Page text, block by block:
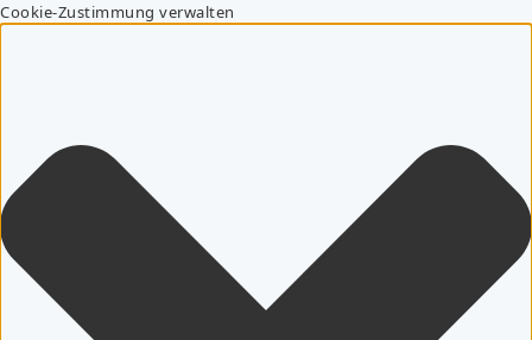
Cookie-Zustimmung verwalten